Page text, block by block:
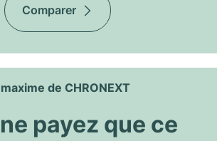
Comparer
de CHRONEXT
payez que ce